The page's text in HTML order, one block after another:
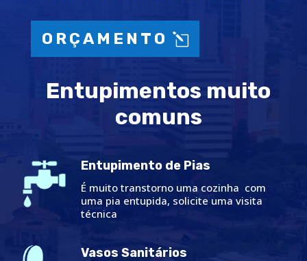
ORÇAMENTO
Entupimentos muito
comuns
Entupimento de Pias
É muito transtorno uma cozinha com
uma pia entupida, solicite uma visita
técnica
Vasos Sanitários